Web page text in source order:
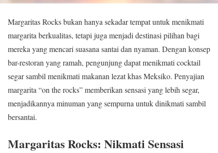
Margaritas Rocks bukan hanya sekadar tempat untuk menikmati
margarita berkualitas, tetapi juga menjadi destinasi pilihan bagi
mereka yang mencari suasana santai dan nyaman. Dengan konsep
bar-restoran yang ramah, pengunjung dapat menikmati cocktail
segar sambil menikmati makanan lezat khas Meksiko. Penyajian
margarita “on the rocks” memberikan sensasi yang lebih segar,
menjadikannya minuman yang sempurna untuk dinikmati sambil
bersantai.
Margaritas Rocks: Nikmati Sensasi